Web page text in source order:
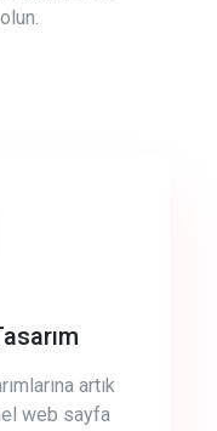
artık
web sayfa